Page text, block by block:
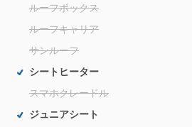
ルーフボックス
ルーフキャリア
サンルーフ
シートヒーター
スマホクレードル
ジュニアシート